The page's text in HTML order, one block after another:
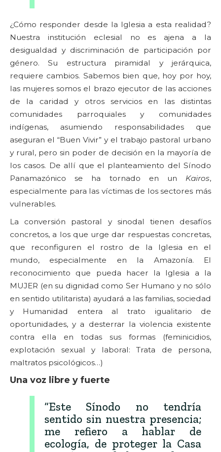
¿Cómo responder desde la Iglesia a esta realidad?
Nuestra institución eclesial no es ajena a la
desigualdad y discriminación de participación por
género. Su estructura piramidal y jerárquica,
requiere cambios. Sabemos bien que, hoy por hoy,
las mujeres somos el brazo ejecutor de las acciones
de la caridad y otros servicios en las distintas
comunidades parroquiales y comunidades
indígenas, asumiendo responsabilidades que
aseguran el “Buen Vivir” y el trabajo pastoral urbano
y rural, pero sin poder de decisión en la mayoría de
los casos. De allí que el planteamiento del Sínodo
Panamazónico se ha tornado en un Kairos,
especialmente para las víctimas de los sectores más
vulnerables.
La conversión pastoral y sinodal tienen desafíos
concretos, a los que urge dar respuestas concretas,
que reconfiguren el rostro de la Iglesia en el
mundo, especialmente en la Amazonía. El
reconocimiento que pueda hacer la Iglesia a la
MUJER (en su dignidad como Ser Humano y no sólo
en sentido utilitarista) ayudará a las familias, sociedad
y Humanidad entera al trato igualitario de
oportunidades, y a desterrar la violencia existente
contra ella en todas sus formas (feminicidios,
explotación sexual y laboral: Trata de persona,
maltratos psicológicos…)
Una voz libre y fuerte
“Este Sínodo no tendría
sentido sin nuestra presencia;
me refiero a hablar de
ecología, de proteger la Casa